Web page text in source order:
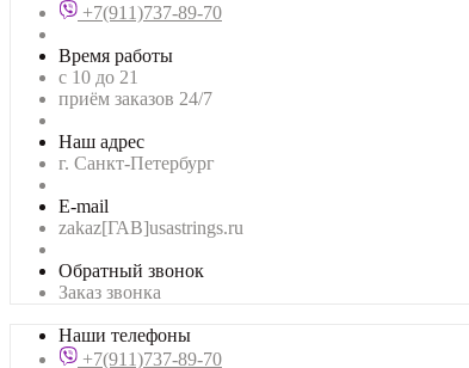
+7(911)737-89-70
Время работы
с 10 до 21
приём заказов 24/7
Наш адрес
г. Санкт-Петербург
E-mail
zakaz[ГАВ]usastrings.ru
Обратный звонок
Заказ звонка
Наши телефоны
+7(911)737-89-70